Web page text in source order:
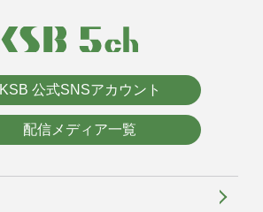
KSB 公式SNSアカウント
配信メディア一覧